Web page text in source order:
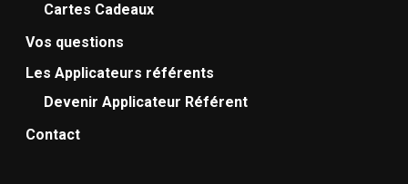
Cartes Cadeaux
Vos questions
Les Applicateurs référents
Devenir Applicateur Référent
Contact